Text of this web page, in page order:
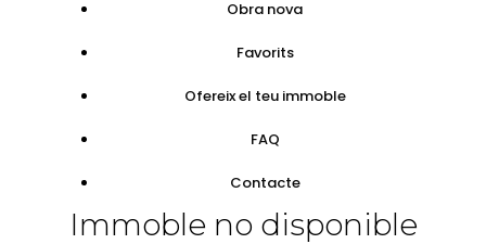
Obra nova
Favorits
Ofereix el teu immoble
FAQ
Contacte
Immoble no disponible